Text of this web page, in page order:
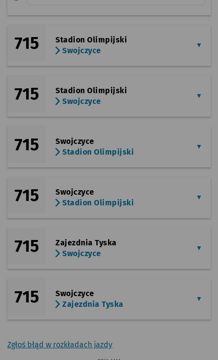
715
Stadion Olimpijski
Swojczyce
715
Stadion Olimpijski
Swojczyce
715
Swojczyce
Stadion Olimpijski
715
Swojczyce
Stadion Olimpijski
715
Zajezdnia Tyska
Swojczyce
715
Swojczyce
Zajezdnia Tyska
Zgłoś błąd w rozkładach jazdy